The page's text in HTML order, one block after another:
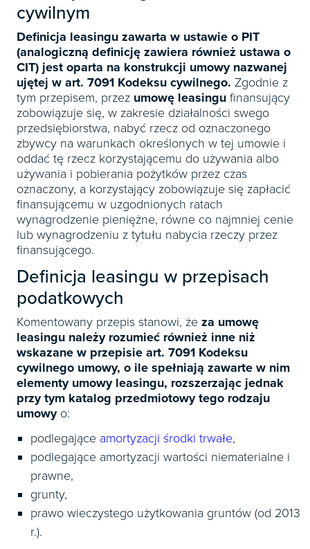
Książki
E-booki
Webinaria
E-wydania
Książki
E-booki
Webinaria
Prawo dla każdego
Czasopisma
E-wydania
Książki
E-booki
Webinaria
cywilnym
Definicja leasingu zawarta w ustawie o PIT
(analogiczną definicję zawiera również ustawa o
CIT) jest oparta na konstrukcji umowy nazwanej
ujętej w art. 7091 Kodeksu cywilnego. Zgodnie z
tym przepisem, przez umowę leasingu finansujący
zobowiązuje się, w zakresie działalności swego
przedsiębiorstwa, nabyć rzecz od oznaczonego
zbywcy na warunkach określonych w tej umowie i
oddać tę rzecz korzystającemu do używania albo
używania i pobierania pożytków przez czas
oznaczony, a korzystający zobowiązuje się zapłacić
finansującemu w uzgodnionych ratach
wynagrodzenie pieniężne, równe co najmniej cenie
lub wynagrodzeniu z tytułu nabycia rzeczy przez
finansującego.
Definicja leasingu w przepisach
podatkowych
Komentowany przepis stanowi, że za umowę
leasingu należy rozumieć również inne niż
wskazane w przepisie art. 7091 Kodeksu
cywilnego umowy, o ile spełniają zawarte w nim
elementy umowy leasingu, rozszerzając jednak
przy tym katalog przedmiotowy tego rodzaju
umowyo:
podlegające amortyzacji środki trwałe,
podlegające amortyzacji wartości niematerialne i
prawne,
grunty,
prawo wieczystego użytkowania gruntów (od 2013
r.).